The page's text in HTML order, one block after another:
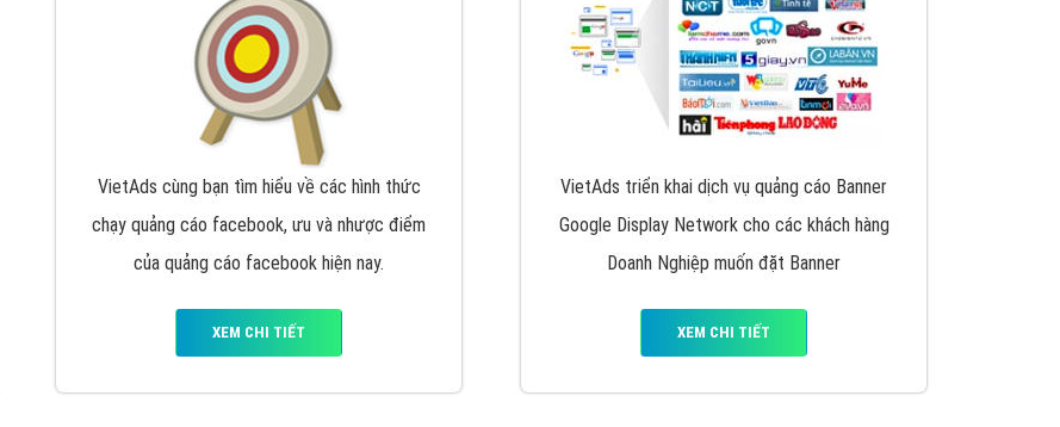
VietAds cùng bạn tìm hiểu về các hình thức
chạy quảng cáo facebook, ưu và nhược điểm
của quảng cáo facebook hiện nay.
XEM CHI TIẾT
VietAds triển khai dịch vụ quảng cáo Banner
Google Display Network cho các khách hàng
Doanh Nghiệp muốn đặt Banner
XEM CHI TIẾT